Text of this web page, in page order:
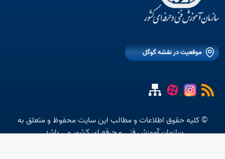
موقعیت در نقشه گوگل
© کلیه حقوق اطلاعات و مطالب این سایت محفوظ و متعلق به
سازمان آموزش فنی و حرفه ای کشور می باشد.